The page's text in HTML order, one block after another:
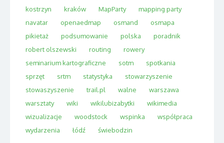
kostrzyn
kraków MapParty
mapping party
navatar
openaedmap osmand
osmapa
pikietaż
podsumowanie polska
poradnik
robert olszewski
routing
rowery
seminarium kartograficzne
sotm
spotkania
sprzęt
srtm statystyka
stowarzyszenie
stowaszyszenie
trail.pl walne
warszawa
warsztaty
wiki wikilubizabytki
wikimedia
wizualizacje
woodstock wspinka
współpraca
wydarzenia
łódź świebodzin